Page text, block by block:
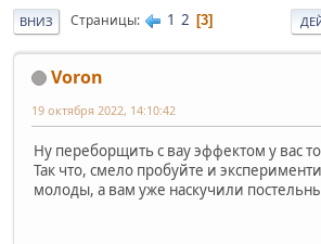
ВНИЗ Страницы 1 2 3
Voron
19 октября 2022, 14:10:42
Ну переборщить с вау эффектом у вас
Так что, смело пробуйте и
молоды, а вам уже наскучили